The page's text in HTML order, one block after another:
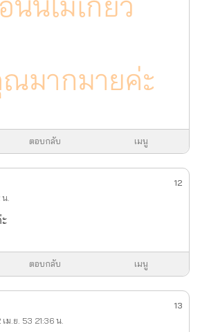
มากมายค่ะ
ตอบกลับ เมนู
น.
12
ตอบกลับ เมนู
เม.ย. 53 21:36 น.
13